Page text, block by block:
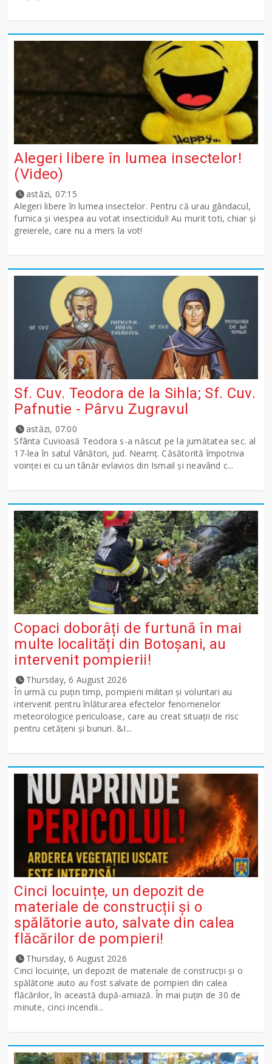
Alegeri libere în lumea insectelor!
(Video)
astăzi, 07:15
Alegeri libere în lumea insectelor. Pentru că urau gândacul,
furnica și viespea au votat insecticidul! Au murit toti, chiar și
greierele, care nu a mers la vot!
Sf. Cuv. Teodora de la Sihla; Sf. Cuv.
Pafnutie - Pârvu Zugravul
astăzi, 07:00
Sfânta Cuvioasă Teodora s-a născut pe la jumătatea sec. al
17-lea în satul Vânători, jud. Neamţ. Căsătorită împotriva
voinţei ei cu un tânăr evlavios din Ismail şi neavând c...
Copaci doborâți de furtună în mai
multe localități din Botoșani, au
intervenit pompierii!
Thursday, 6 August 2026
În urmă cu puțin timp, pompierii militari și voluntari au
intervenit pentru înlăturarea efectelor fenomenelor
meteorologice periculoase, care au creat situații de risc
pentru cetățeni și bunuri. &I...
Cinci locuințe, un depozit de
materiale de construcții și o
spălătorie auto, salvate din calea
flăcărilor de pompieri!
Thursday, 6 August 2026
Cinci locuințe, un depozit de materiale de construcții și o
spălătorie auto au fost salvate de pompieri din calea
flăcărilor, în această după-amiază. În mai puțin de 30 de
minute, cinci incendii...